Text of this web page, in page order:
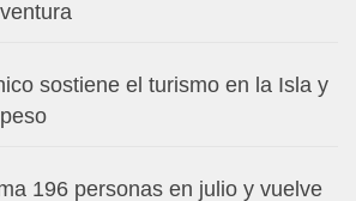
sostiene el turismo en la Isla y
196 personas en julio y vuelve